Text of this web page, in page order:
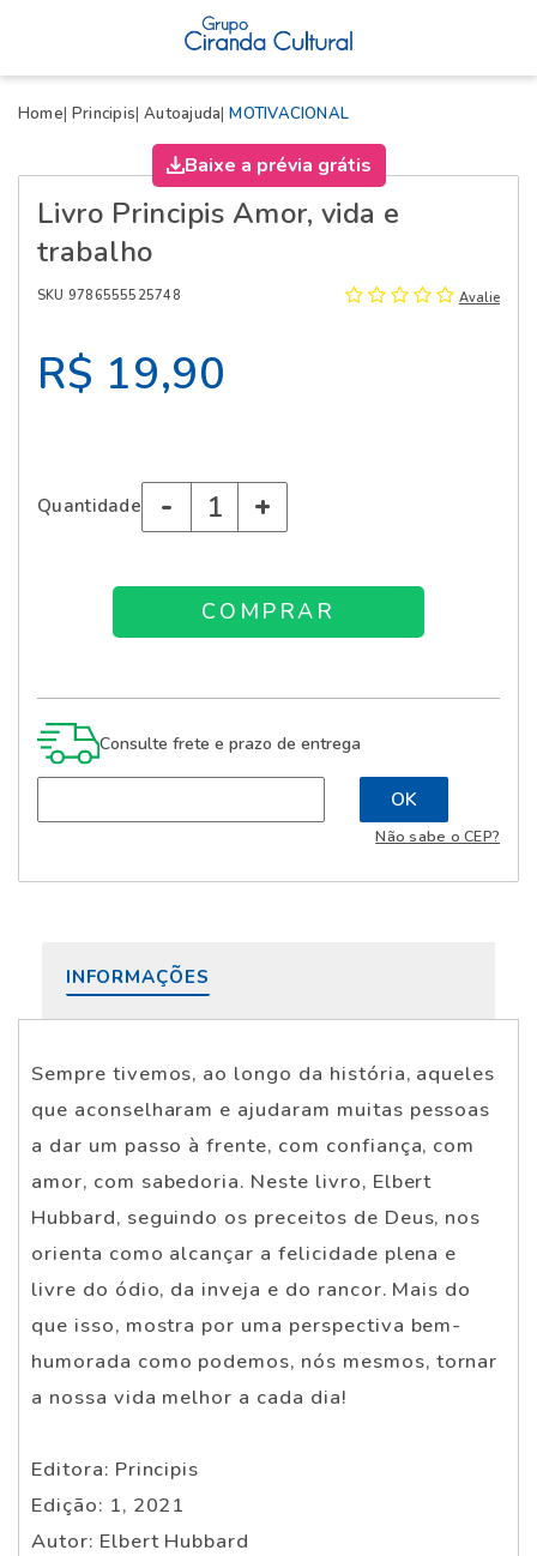
Home Principis Autoajuda MOTIVACIONAL
Baixe a prévia grátis
Livro Principis Amor, vida e
trabalho
SKU 9786555525748 Avalie
R$ 19,90
Quantidade - +
Consulte frete e prazo de entrega
Não sabe o CEP?
INFORMAÇÕES
Sempre tivemos, ao longo da história, aqueles
que aconselharam e ajudaram muitas pessoas
a dar um passo à frente, com confiança, com
amor, com sabedoria. Neste livro, Elbert
Hubbard, seguindo os preceitos de Deus, nos
orienta como alcançar a felicidade plena e
livre do ódio, da inveja e do rancor. Mais do
que isso, mostra por uma perspectiva bem-
humorada como podemos, nós mesmos, tornar
a nossa vida melhor a cada dia!
Editora: Principis
Edição: 1, 2021
Autor: Elbert Hubbard